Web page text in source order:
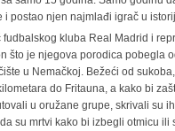
i postao njen najmlađi igrač u
fudbalskog kluba Real Madrid i
što je njegova porodica pobegla
u Nemačkoj. Bežeći od
do Fritauna, a kako bi
u oružane grupe, skrivali su
su mrtvi kako bi izbegli otmicu ili